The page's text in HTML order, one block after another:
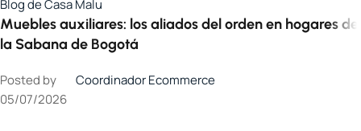
Blog de Casa Malu
Muebles auxiliares: los aliados del orden en hogares de
la Sabana de Bogotá
Posted by
Coordinador Ecommerce
05/07/2026